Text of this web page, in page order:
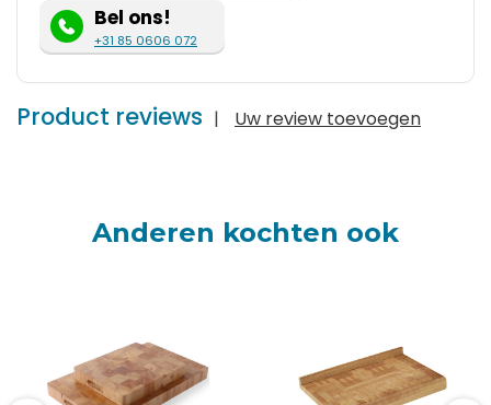
Bel ons!
+31 85 0606 072
Product reviews | Uw review toevoegen
Anderen kochten ook